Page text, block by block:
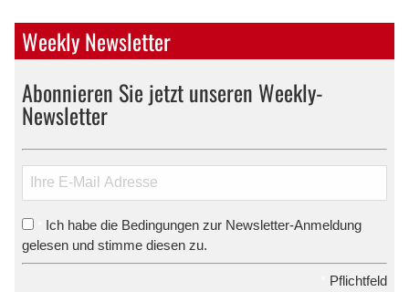
Weekly Newsletter
Abonnieren Sie jetzt unseren Weekly-
Newsletter
Ich habe die Bedingungen zur Newsletter-Anmeldung
gelesen und stimme diesen zu.
Pflichtfeld